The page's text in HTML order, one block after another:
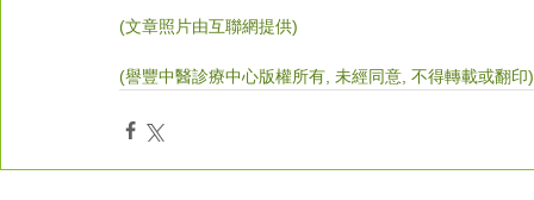
(文章照片由互聯網提供)
(譽豐中醫診療中心版權所有, 未經同意, 不得轉載或翻印)